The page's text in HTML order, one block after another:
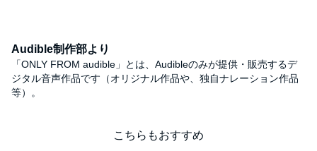
Audible制作部より
「ONLY FROM audible」とは、Audibleのみが提供・販売するデ
ジタル音声作品です（オリジナル作品や、独自ナレーション作品
等）。
こちらもおすすめ